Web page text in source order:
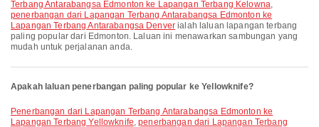
Terbang Antarabangsa Edmonton ke Lapangan Terbang Kelowna,
penerbangan dari Lapangan Terbang Antarabangsa Edmonton ke
Lapangan Terbang Antarabangsa Denver ialah laluan lapangan terbang
paling popular dari Edmonton. Laluan ini menawarkan sambungan yang
mudah untuk perjalanan anda.
Apakah laluan penerbangan paling popular ke Yellowknife?
penerbangan dari Lapangan Terbang Antarabangsa Edmonton ke
Lapangan Terbang Yellowknife,penerbangan dari Lapangan Terbang